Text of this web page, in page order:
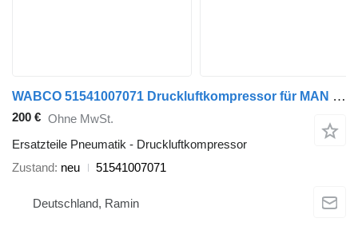
WABCO 51541007071 Druckluftkompressor für MAN TGL TGM LKW
200 € Ohne MwSt.
Ersatzteile Pneumatik - Druckluftkompressor
Zustand neu 51541007071
Deutschland, Ramin